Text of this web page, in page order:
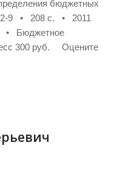
бюджетных
9 • 208 с. • 2011
• Бюджетное
300 руб. Оцените